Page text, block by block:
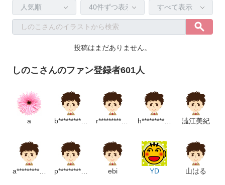
投稿はまだありません。
しのこさんのファン登録者601人
a b**********************p r**********************m h*******************m 澁江美紀
a********************m p***************************p ebi YD 山はる